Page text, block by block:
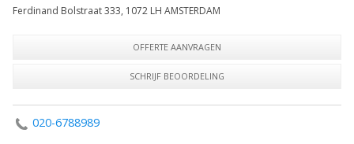
Ferdinand Bolstraat 333, 1072 LH AMSTERDAM
OFFERTE AANVRAGEN
SCHRIJF BEOORDELING
020-6788989